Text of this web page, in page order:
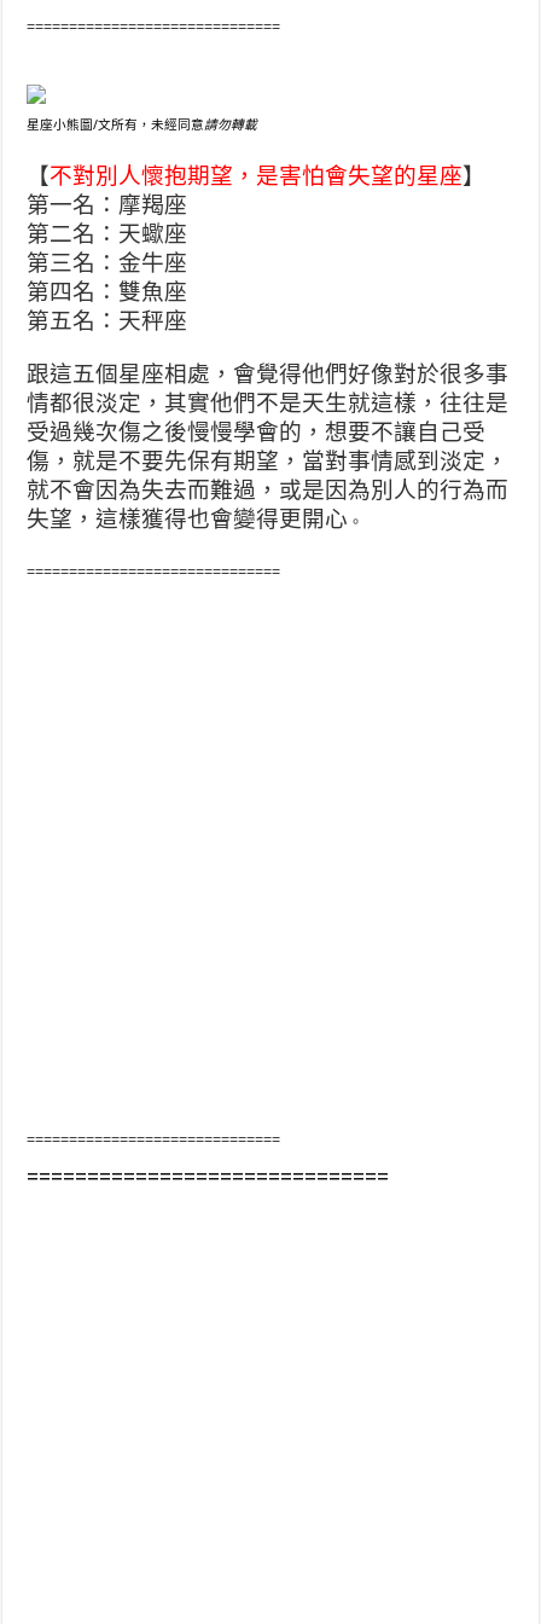
==============================
星座小熊圖/文所有，未經同意請勿轉載
【不對別人懷抱期望，是害怕會失望的星座】
第一名：摩羯座
第二名：天蠍座
第三名：金牛座
第四名：雙魚座
第五名：天秤座
跟這五個星座相處，會覺得他們好像對於很多事
情都很淡定，其實他們不是天生就這樣，往往是
受過幾次傷之後慢慢學會的，想要不讓自己受
傷，就是不要先保有期望，當對事情感到淡定，
就不會因為失去而難過，或是因為別人的行為而
失望，這樣獲得也會變得更開心 。
==============================
==============================
==============================